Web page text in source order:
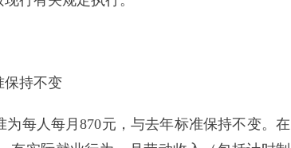
保持不变
每人每月870元，与去年标准保持不变。在